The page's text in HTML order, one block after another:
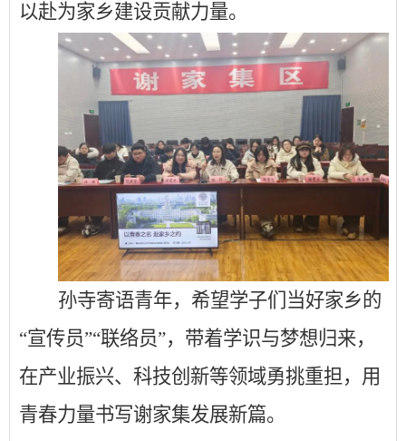
以赴为家乡建设贡献力量。
孙寺寄语青年，希望学子们当好家乡的
“宣传员”“联络员”，带着学识与梦想归来，
在产业振兴、科技创新等领域勇挑重担，用
青春力量书写谢家集发展新篇。